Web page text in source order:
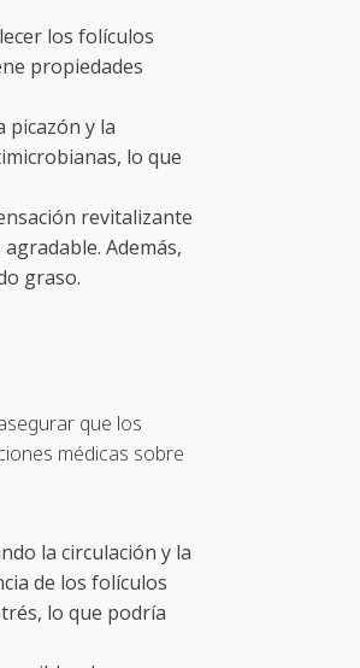
los folículos
propiedades
picazón y la
lo que
revitalizante
Además,
graso.
que los
médicas sobre
la circulación y la
de los folículos
lo que podría